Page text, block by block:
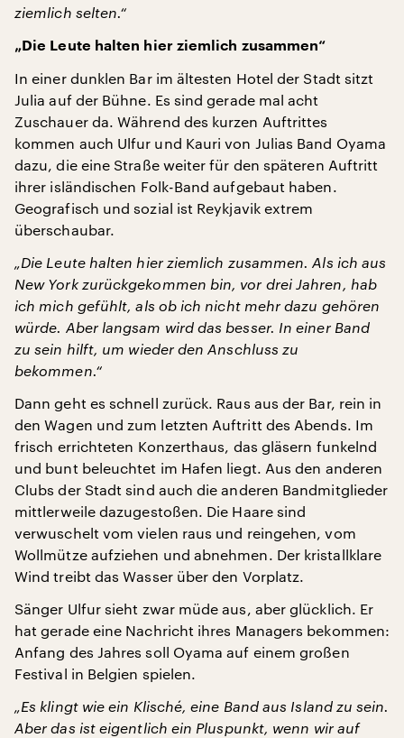
ziemlich selten.“
„Die Leute halten hier ziemlich zusammen“
In einer dunklen Bar im ältesten Hotel der Stadt sitzt
Julia auf der Bühne. Es sind gerade mal acht
Zuschauer da. Während des kurzen Auftrittes
kommen auch Ulfur und Kauri von Julias Band Oyama
dazu, die eine Straße weiter für den späteren Auftritt
ihrer isländischen Folk-Band aufgebaut haben.
Geografisch und sozial ist Reykjavik extrem
überschaubar.
„Die Leute halten hier ziemlich zusammen. Als ich aus
New York zurückgekommen bin, vor drei Jahren, hab
ich mich gefühlt, als ob ich nicht mehr dazu gehören
würde. Aber langsam wird das besser. In einer Band
zu sein hilft, um wieder den Anschluss zu
bekommen.“
Dann geht es schnell zurück. Raus aus der Bar, rein in
den Wagen und zum letzten Auftritt des Abends. Im
frisch errichteten Konzerthaus, das gläsern funkelnd
und bunt beleuchtet im Hafen liegt. Aus den anderen
Clubs der Stadt sind auch die anderen Bandmitglieder
mittlerweile dazugestoßen. Die Haare sind
verwuschelt vom vielen raus und reingehen, vom
Wollmütze aufziehen und abnehmen. Der kristallklare
Wind treibt das Wasser über den Vorplatz.
Sänger Ulfur sieht zwar müde aus, aber glücklich. Er
hat gerade eine Nachricht ihres Managers bekommen:
Anfang des Jahres soll Oyama auf einem großen
Festival in Belgien spielen.
„Es klingt wie ein Klisché, eine Band aus Island zu sein.
Aber das ist eigentlich ein Pluspunkt, wenn wir auf